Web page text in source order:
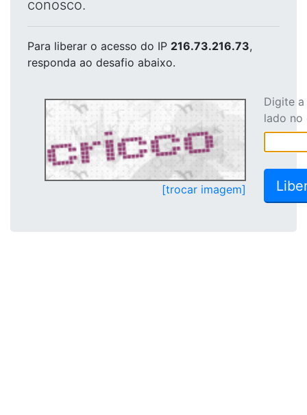
conosco.
Para liberar o acesso do IP 216.73.216.73,
responda ao desafio abaixo.
[trocar imagem]
Digite
lado no